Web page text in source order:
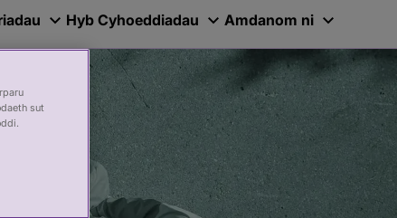
Hyb Cyhoeddiadau Amdanom ni
sut